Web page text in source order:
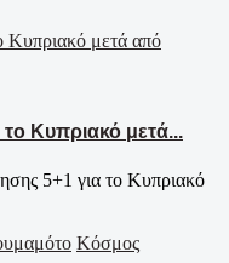
το Κυπριακό μετά...
5+1 για το Κυπριακό
Κόσμος